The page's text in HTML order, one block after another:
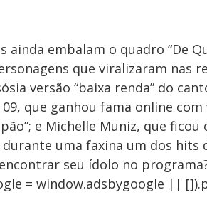
ainda embalam o quadro “De
que viralizaram nas
versão “baixa renda” do
09, que ganhou fama online
e Michelle Muniz, que
uma faxina um dos hits
seu ídolo no
= window.adsbygoogle ||